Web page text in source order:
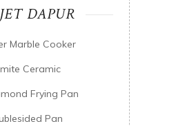
DAPUR
Marble Cooker
Ceramic
Frying Pan
Pan